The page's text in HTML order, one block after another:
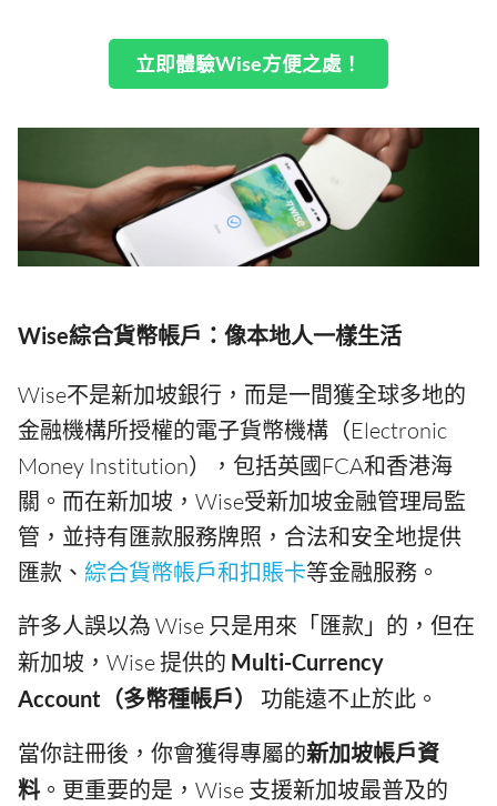
立即體驗Wise方便之處！
Wise綜合貨幣帳戶：像本地人一樣生活
Wise不是新加坡銀行，而是一間獲全球多地的
金融機構所授權的電子貨幣機構（Electronic
Money Institution），包括英國FCA和香港海
關。而在新加坡，Wise受新加坡金融管理局監
管，並持有匯款服務牌照，合法和安全地提供
匯款、 綜合貨幣帳戶和扣賬卡等金融服務。
許多人誤以為 Wise 只是用來「匯款」的，但在
新加坡，Wise 提供的 Multi-Currency
Account（多幣種帳戶）
功能遠不止於此。
當你註冊後，你會獲得專屬的新加坡帳戶資
料 。更重要的是，Wise 支援新加坡最普及的